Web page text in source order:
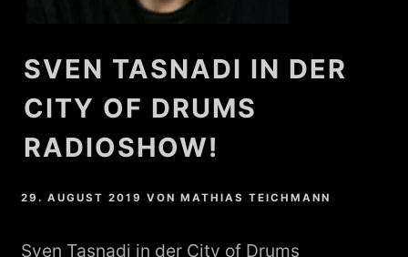
SVEN TASNADI IN DER
CITY OF DRUMS
RADIOSHOW!
29. AUGUST 2019 VONMATHIAS TEICHMANN
Sven Tasnadi in der City of Drums